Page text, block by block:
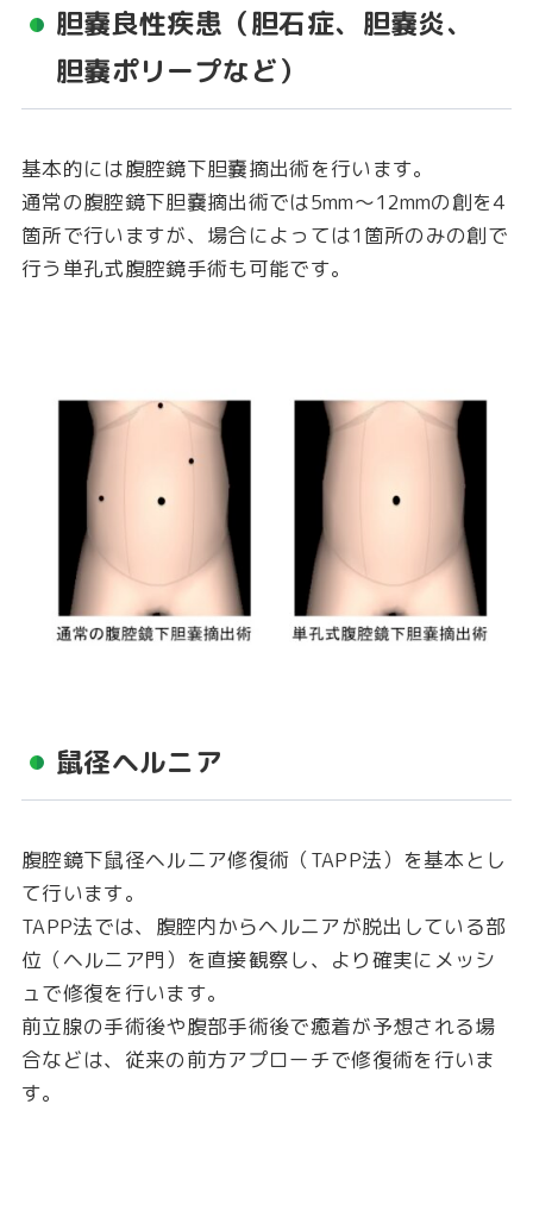
胆嚢良性疾患（胆石症、胆嚢炎、
胆嚢ポリープなど）
基本的には腹腔鏡下胆嚢摘出術を行います。
通常の腹腔鏡下胆嚢摘出術では5mm〜12mmの創を4
箇所で行いますが、場合によっては1箇所のみの創で
行う単孔式腹腔鏡手術も可能です。
鼠径ヘルニア
腹腔鏡下鼠径ヘルニア修復術（TAPP法）を基本とし
て行います。
TAPP法では、腹腔内からヘルニアが脱出している部
位（ヘルニア門）を直接観察し、より確実にメッシ
ュで修復を行います。
前立腺の手術後や腹部手術後で癒着が予想される場
合などは、従来の前方アプローチで修復術を行いま
す。